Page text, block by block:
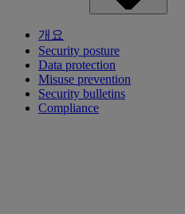
개요
Security posture
Data protection
Misuse prevention
Security bulletins
Compliance